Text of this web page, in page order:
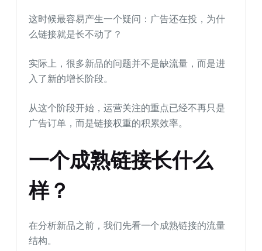
这时候最容易产生一个疑问：广告还在投，为什
么链接就是长不动了？
实际上，很多新品的问题并不是缺流量，而是进
入了新的增长阶段。
从这个阶段开始，运营关注的重点已经不再只是
广告订单，而是链接权重的积累效率。
一个成熟链接长什么
样？
在分析新品之前，我们先看一个成熟链接的流量
结构。